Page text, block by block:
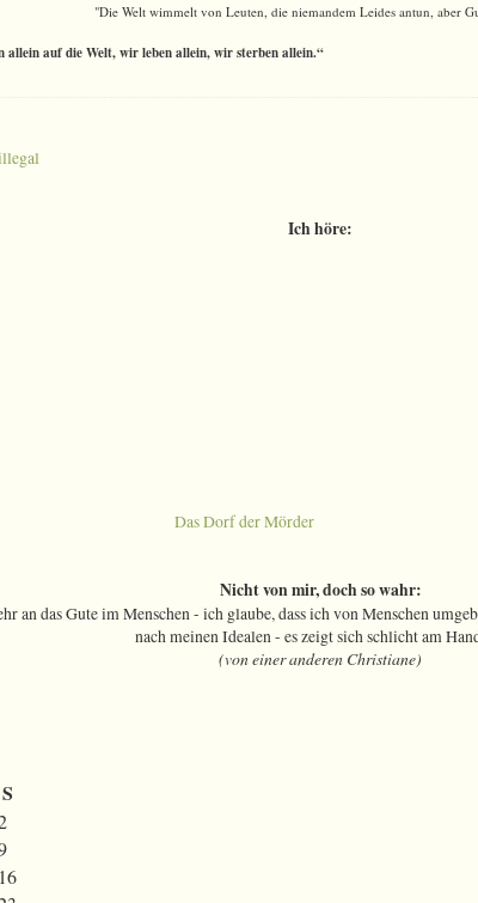
"Die Welt wimmelt von Leuten, die niemandem Leides antun, aber
allein auf die Welt, wir leben allein, wir sterben allein.“
Ich höre:
Das Dorf der Mörder
Nicht von mir, doch so wahr:
an das Gute im Menschen - ich glaube, dass ich von Menschen
nach meinen Idealen - es zeigt sich schlicht am
(von einer anderen Christiane)
S
16